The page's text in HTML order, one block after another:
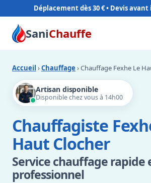
Déplacement dès 30 €
SaniChauffe
Accueil ›Chauffage › Chauffage Fexhe Le
Artisan disponible
Disponible chez vous à 14h00
Chauffagiste
Haut Clocher
Service chauffage rapide
professionnel